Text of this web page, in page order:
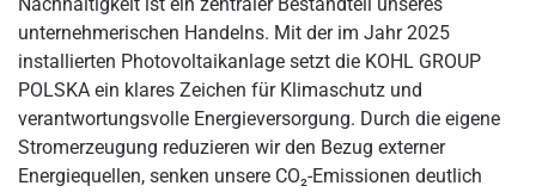
unternehmerischen Handelns. Mit der im Jahr 2025
installierten Photovoltaikanlage setzt die KOHL GROUP
POLSKA ein klares Zeichen für Klimaschutz und
verantwortungsvolle Energieversorgung. Durch die eigene
Stromerzeugung reduzieren wir den Bezug externer
Energiequellen, senken unsere CO₂-Emissionen deutlich